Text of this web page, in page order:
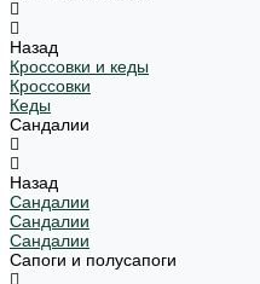
Назад
Кроссовки и кеды
Кроссовки
Кеды
Сандалии
Назад
Сандалии
Сандалии
Сандалии
Сапоги и полусапоги